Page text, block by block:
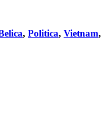
, Politica, Vietnam,